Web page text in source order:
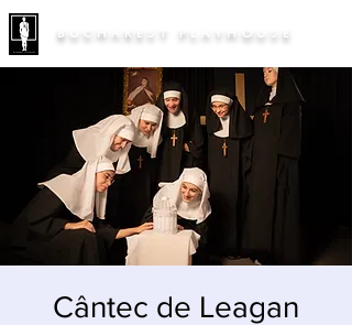
BUCHAREST PLAYHOUSE
Cântec de Leagan